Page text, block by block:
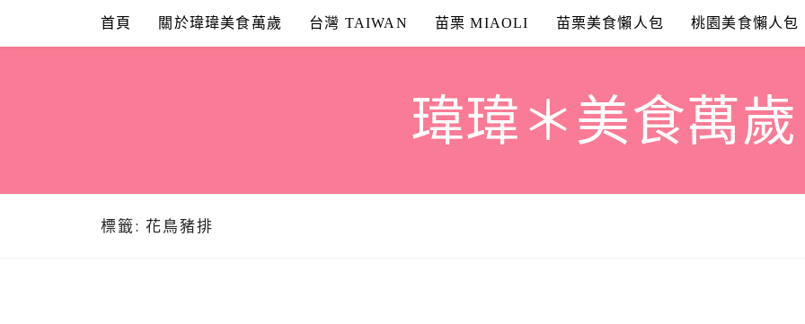
content
首頁 關於瑋瑋美食萬歲 台灣 TAIWAN 苗栗 MIAOLI 苗栗美食懶人包 桃園美食懶人包
瑋瑋＊美食萬歲
標籤: 花鳥豬排